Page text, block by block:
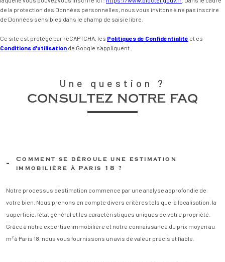
de la protection des Données personnelles, nous vous invitons à ne pas inscrire
de Données sensibles dans le champ de saisie libre.
Ce site est protégé par reCAPTCHA, les Politiques de Confidentialité et es
Conditions d'utilisation de Google s'appliquent.
Une question ?
consultez notre faq
Comment se déroule une estimation
immobilière à Paris 18 ?
Notre processus d'estimation commence par une analyse approfondie de
votre bien. Nous prenons en compte divers critères tels que la localisation, la
superficie, l'état général et les caractéristiques uniques de votre propriété.
Grâce à notre expertise immobilière et notre connaissance du prix moyen au
m² à Paris 18, nous vous fournissons un avis de valeur précis et fiable.